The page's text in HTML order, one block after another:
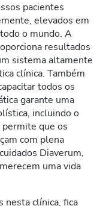
pacientes
elevados em
o mundo. A
resultados
sistema altamente
clínica. Também
todos os
garante uma
incluindo o
permite que os
com plena
Diaverum,
uma vida
nesta clínica, fica